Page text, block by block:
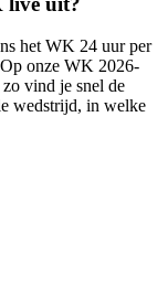
het WK 24 uur per
Op onze WK 2026-
vind je snel de
wedstrijd, in welke